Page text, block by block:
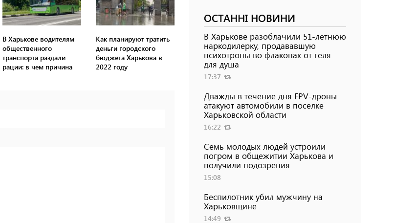
В Харькове водителям
общественного
транспорта раздали
рации: в чем причина
Как планируют тратить
деньги городского
бюджета Харькова в
2022 году
ОСТАННІ НОВИНИ
В Харькове разоблачили 51-летнюю
наркодилерку, продававшую
психотропы во флаконах от геля
для душа
17:37
Дважды в течение дня FPV-дроны
атакуют автомобили в поселке
Харьковской области
16:22
Семь молодых людей устроили
погром в общежитии Харькова и
получили подозрения
15:08
Беспилотник убил мужчину на
Харьковщине
14:49